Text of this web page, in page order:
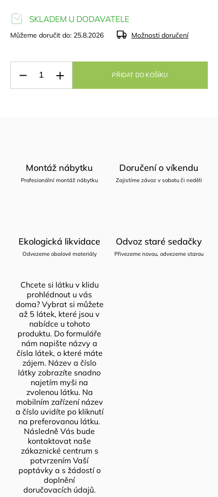
SKLADEM U DODAVATELE
Můžeme doručit do: 25.8.2026 Možnosti doručení
PŘIDAT DO KOŠÍKU
Montáž nábytku
Profesionální montáž nábytku
Doručení o víkendu
Zajistíme závoz v sobotu či neděli
Ekologická likvidace
Odvezeme obalové materiály
Odvoz staré sedačky
Přivezeme novou, odvezeme starou
Chcete si látku v klidu
prohlédnout u vás
doma? Vybrat si můžete
až 5 látek, které jsou v
nabídce u tohoto
produktu. Do formuláře
nám napište názvy a
čísla látek, o které máte
zájem. Název a číslo
látky zobrazíte snadno
najetím myši na
zvolenou látku. Na
mobilním zařízení název
a číslo uvidíte po kliknutí
na preferovanou látku.
Následně Vás bude
kontaktovat naše
zákaznické centrum s
potvrzením Vaší
poptávky a s žádostí o
doplnění
doručovacích údajů.